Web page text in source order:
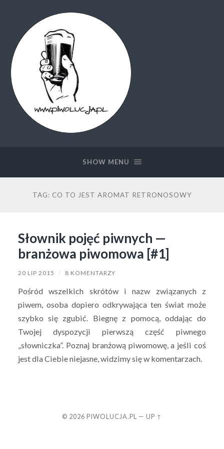
SHOW MENU
TAG: CO TO JEST AROMAT RETRONOSOWY
Słownik pojęć piwnych —
branżowa piwomowa [#1]
20 LIP 2015 / 8 KOMENTARZY
Pośród wszelkich skrótów i nazw związanych z
piwem, osoba dopiero odkrywająca ten świat może
szybko się zgubić. Biegnę z pomocą, oddając do
Twojej dyspozycji pierwszą część piwnego
„słowniczka”. Poznaj branżową piwomowę, a jeśli coś
jest dla Ciebie niejasne, widzimy się w komentarzach.
© 2026 PIWOLUCJA.PL — UP ↑